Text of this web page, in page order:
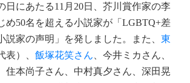
日にあたる11月20日、芥川賞作家の李
め50名を超える小説家が「LGBTQ+差
説家の声明」を発しました。また、 東
表）、 飯塚花笑さん 、今井ミカさん、
住本尚子さん、中村真夕さん、深田晃